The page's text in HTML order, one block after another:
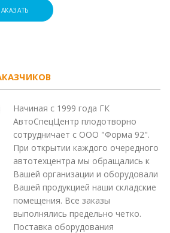
Начиная с 1999 года ГК
АвтоСпецЦентр плодотворно
сотрудничает с ООО "Форма 92".
При открытии каждого очередного
автотехцентра мы обращались к
Вашей организации и оборудовали
Вашей продукцией наши складские
помещения. Все заказы
выполнялись предельно четко.
Поставка оборудования